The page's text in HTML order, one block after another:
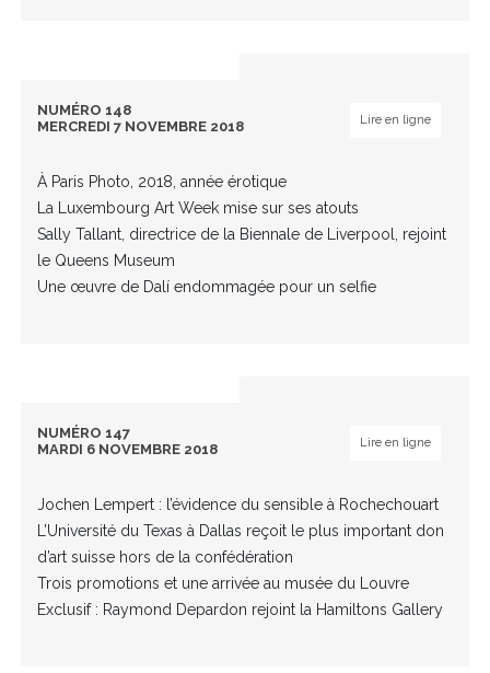
NUMÉRO 148
MERCREDI 7 NOVEMBRE 2018
Lire en ligne
À Paris Photo, 2018, année érotique
La Luxembourg Art Week mise sur ses atouts
Sally Tallant, directrice de la Biennale de Liverpool, rejoint
le Queens Museum
Une œuvre de Dalí endommagée pour un selfie
NUMÉRO 147
MARDI 6 NOVEMBRE 2018
Lire en ligne
Jochen Lempert : l’évidence du sensible à Rochechouart
L’Université du Texas à Dallas reçoit le plus important don
d’art suisse hors de la confédération
Trois promotions et une arrivée au musée du Louvre
Exclusif : Raymond Depardon rejoint la Hamiltons Gallery